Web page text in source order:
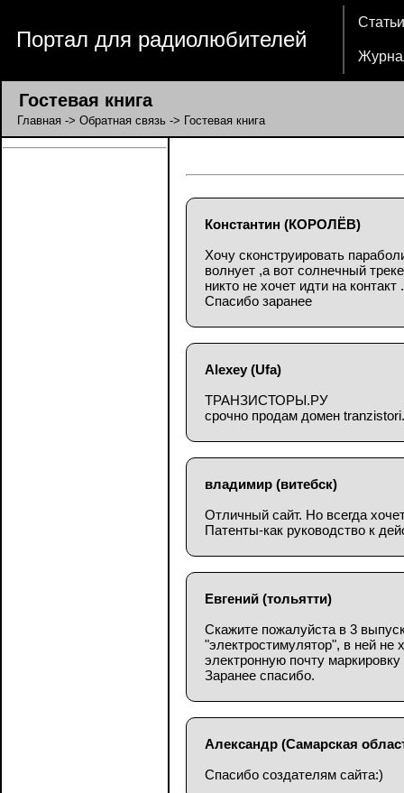
Портал для радиолюбителей
Статьи
Гостевая книга
Главная -> Обратная связь -> Гостевая книга
Константин (КОРОЛЁВ)
Хочу сконструировать
волнует ,а вот солнечный
никто не хочет идти на
Спасибо заранее
Alexey (Ufa)
ТРАНЗИСТОРЫ.РУ
срочно продам домен
владимир (витебск)
Отличный сайт. Но всегда
Патенты-как руководство к
Евгений (тольятти)
Скажите пожалуйста в 3
"электростимулятор", в ней
электронную почту
Заранее спасибо.
Александр (Самарская
Спасибо создателям сайта:)